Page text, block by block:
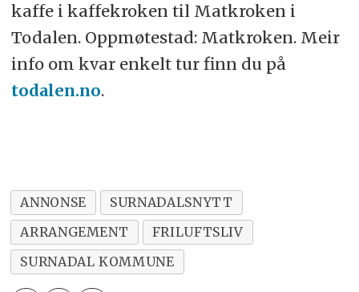
kaffe i kaffekroken til Matkroken i
Todalen. Oppmøtestad: Matkroken. Meir
info om kvar enkelt tur finn du på
todalen.no.
ANNONSE
SURNADALSNYTT
ARRANGEMENT
FRILUFTSLIV
SURNADAL KOMMUNE